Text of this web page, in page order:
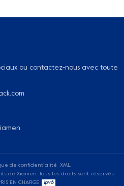
ou contactez-nous avec toute
de confidentialité
XML
de Xiamen. Tous les droits sont réservés
EN CHARGE